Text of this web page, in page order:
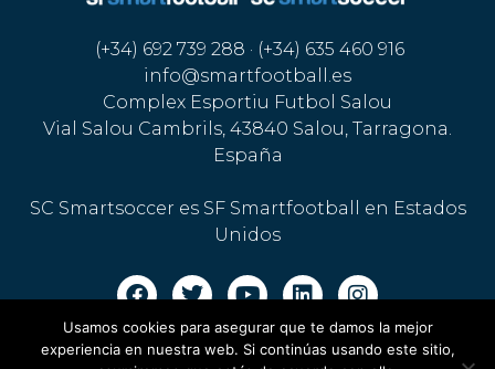
(+34) 692 739 288 · (+34) 635 460 916
info@smartfootball.es
Complex Esportiu Futbol Salou
Vial Salou Cambrils, 43840 Salou, Tarragona.
España
SC Smartsoccer es SF Smartfootball en Estados
Unidos
Aviso legal · Política de cookies·Política de privacidad
Usamos cookies para asegurar que te damos la mejor
experiencia en nuestra web. Si continúas usando este sitio,